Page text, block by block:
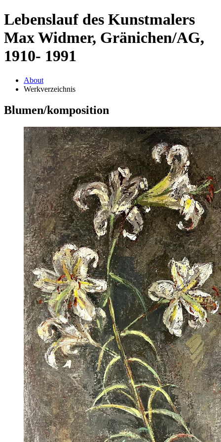
Lebenslauf des Kunstmalers
Max Widmer, Gränichen/AG,
1910- 1991
About
Werkverzeichnis
Blumen/komposition